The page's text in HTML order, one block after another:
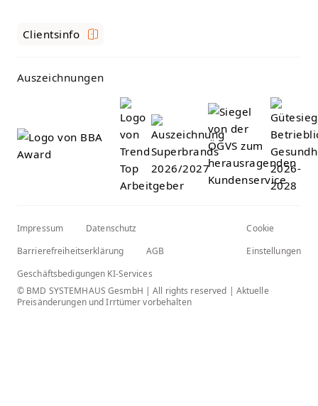
Clientsinfo
Auszeichnungen
Impressum
Datenschutz
Barrierefreiheitserklärung
AGB
Geschäftsbedigungen KI-Services
Cookie
Einstellungen
© BMD SYSTEMHAUS GesmbH | All rights reserved | Aktuelle
Preisänderungen und Irrtümer vorbehalten